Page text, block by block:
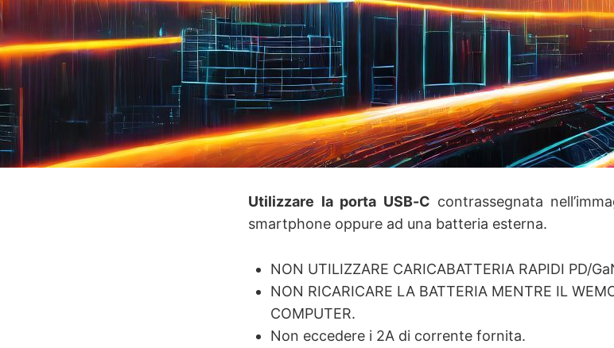
Utilizzare la porta USB-C contrassegnata
smartphone oppure ad una batteria esterna.
NON UTILIZZARE CARICABATTERIA RAPIDI PD/
NON RICARICARE LA BATTERIA MENTRE IL
COMPUTER.
Non eccedere i 2A di corrente fornita.